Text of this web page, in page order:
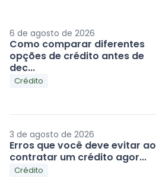
6 de agosto de 2026
Como comparar diferentes
opções de crédito antes de
dec...
Crédito
3 de agosto de 2026
Erros que você deve evitar ao
contratar um crédito agor...
Crédito